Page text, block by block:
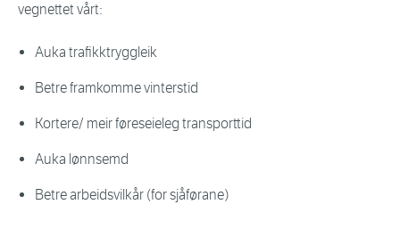
vegnettet vårt:
Auka trafikktryggleik
Betre framkomme vinterstid
Kortere/ meir føreseieleg transporttid
Auka lønnsemd
Betre arbeidsvilkår (for sjåførane)